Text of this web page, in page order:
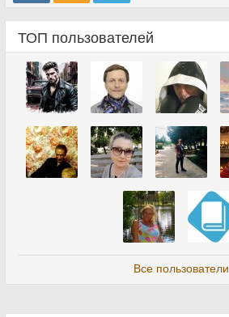
ТОП пользователей
Все пользователи